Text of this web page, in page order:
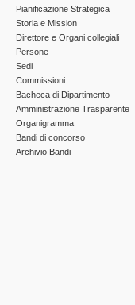
Pianificazione Strategica
Storia e Mission
Direttore e Organi collegiali
Persone
Sedi
Commissioni
Bacheca di Dipartimento
Amministrazione Trasparente
Organigramma
Bandi di concorso
Archivio Bandi